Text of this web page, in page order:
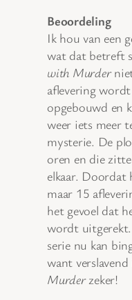
Beoordeling
Ik hou van een
wat dat betreft
with Murder
aflevering
opgebouwd en
weer iets meer
mysterie. De
oren en die
elkaar. Doordat
maar 15
het gevoel dat
wordt
serie nu kan
want verslavend
Murderzeker!